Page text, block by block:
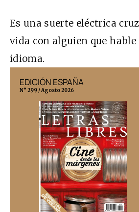
Es una suerte eléctrica
vida con alguien que hable
idioma.
EDICIÓN ESPAÑA
N° 299 / Agosto 2026